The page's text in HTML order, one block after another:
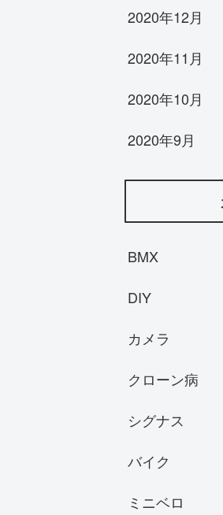
2020年12月
2020年11月
2020年10月
2020年9月
BMX
DIY
カメラ
クローン病
シグナス
バイク
ミニベロ